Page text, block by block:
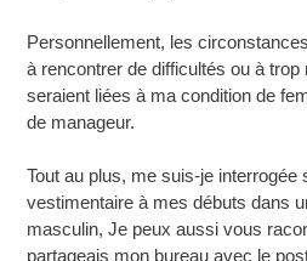
Personnellement, les
à rencontrer de difficultés ou à
seraient liées à ma condition de
de manageur.
Tout au plus, me suis-je interrogée
vestimentaire à mes débuts dans
masculin, Je peux aussi vous
partageais mon bureau avec le